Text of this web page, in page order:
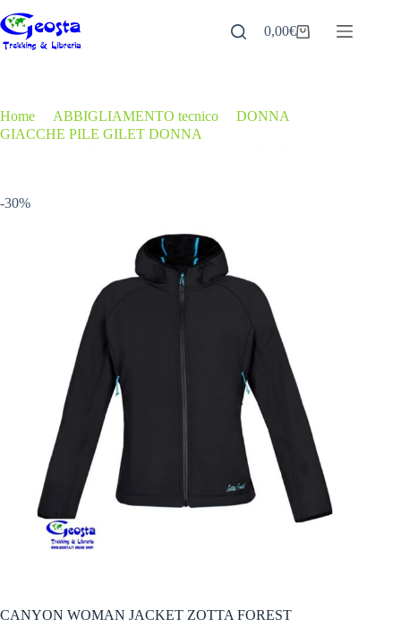
al
contenuto
Carrello
0,00€
Home ABBIGLIAMENTO tecnico DONNA
GIACCHE PILE GILET DONNA
-30%
CANYON WOMAN JACKET ZOTTA FOREST